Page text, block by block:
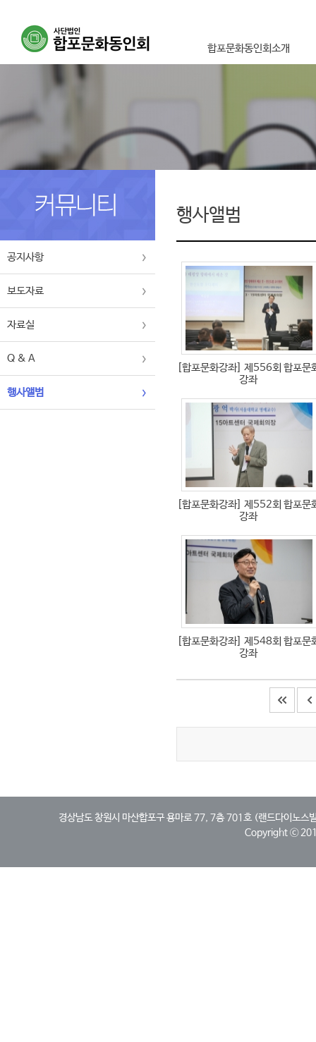
합포문화동인회소개
조직도
오시는길
공지사항
보도자료
자료실
Q & A
행사앨범
행사앨범
[합포문화강좌] 제556회 합포문
강좌
[합포문화강좌] 제552회 합포문
강좌
[합포문화강좌] 제548회 합포문
강좌
경상남도 창원시 마산합포구 용마로 77, 7층 701호 (랜드다
Copyright ⓒ